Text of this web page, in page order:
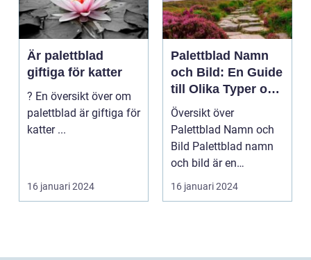
Är palettblad
giftiga för katter
? En översikt över om
palettblad är giftiga för
katter ...
16 januari 2024
Palettblad Namn
och Bild: En Guide
till Olika Typer och
Egenskaper
Översikt över
Palettblad Namn och
Bild Palettblad namn
och bild är en
fascinerande
universum av oli...
16 januari 2024